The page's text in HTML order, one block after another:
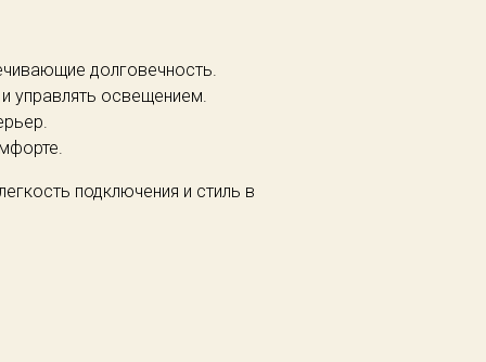
долговечность.
управлять освещением.
подключения и стиль в